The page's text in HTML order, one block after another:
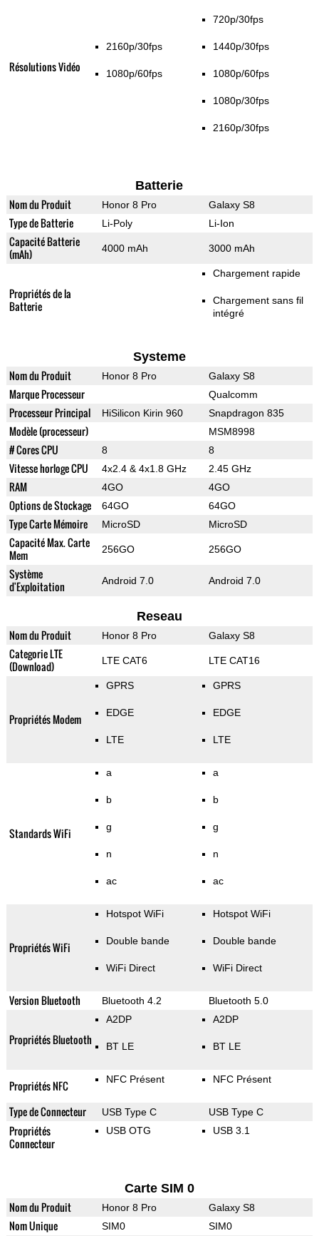
Résolutions Vidéo
2160p/30fps
1080p/60fps
720p/30fps
1440p/30fps
1080p/60fps
1080p/30fps
2160p/30fps
Batterie
Nom du Produit Honor 8 Pro Galaxy S8
Type de Batterie Li-Poly Li-Ion
Capacité Batterie
(mAh)
4000 mAh 3000 mAh
Propriétés de la
Batterie
Chargement rapide
Chargement sans fil
intégré
Systeme
Nom du Produit Honor 8 Pro Galaxy S8
Marque Processeur Qualcomm
Processeur Principal HiSilicon Kirin 960 Snapdragon 835
Modèle (processeur) MSM8998
# Cores CPU 8 8
Vitesse horloge CPU 4x2.4 & 4x1.8 GHz 2.45 GHz
RAM 4GO 4GO
Options de Stockage 64GO 64GO
Type Carte Mémoire MicroSD MicroSD
Capacité Max. Carte
Mem
256GO 256GO
Système
d'Exploitation
Android 7.0 Android 7.0
Reseau
Nom du Produit Honor 8 Pro Galaxy S8
Categorie LTE
(Download)
LTE CAT6 LTE CAT16
Propriétés Modem
GPRS
EDGE
LTE
GPRS
EDGE
LTE
Standards WiFi
a
b
g
n
ac
a
b
g
n
ac
Propriétés WiFi
Hotspot WiFi
Double bande
WiFi Direct
Hotspot WiFi
Double bande
WiFi Direct
Version Bluetooth Bluetooth 4.2 Bluetooth 5.0
Propriétés Bluetooth
A2DP
BT LE
A2DP
BT LE
Propriétés NFC NFC Présent NFC Présent
Type de Connecteur USB Type C USB Type C
Propriétés
Connecteur
USB OTG USB 3.1
Carte SIM 0
Nom du Produit Honor 8 Pro Galaxy S8
Nom Unique SIM0 SIM0